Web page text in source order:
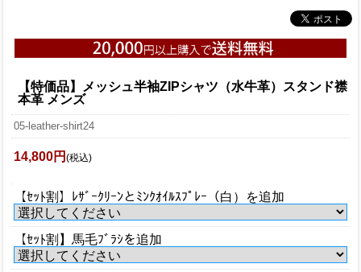
【特価品】メッシュ半袖ZIPシャツ（水牛革）スタンド襟
本革 メンズ
05-leather-shirt24
14,800円 (税込)
【ｾｯﾄ割】ﾚｻﾞｰｸﾘｰﾝとﾐﾝｸｵｲﾙｽﾌﾟﾚｰ（白）を追加
【ｾｯﾄ割】馬毛ﾌﾞﾗｼを追加